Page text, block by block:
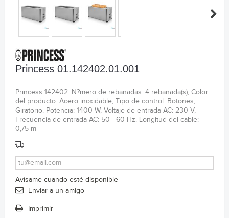
Princess 01.142402.01.001
Princess 142402. N?mero de rebanadas: 4 rebanada(s), Color
del producto: Acero inoxidable, Tipo de control: Botones,
Giratorio. Potencia: 1400 W, Voltaje de entrada AC: 230 V,
Frecuencia de entrada AC: 50 - 60 Hz. Longitud del cable:
0,75 m
Avísame cuando esté disponible
Enviar a un amigo
Imprimir